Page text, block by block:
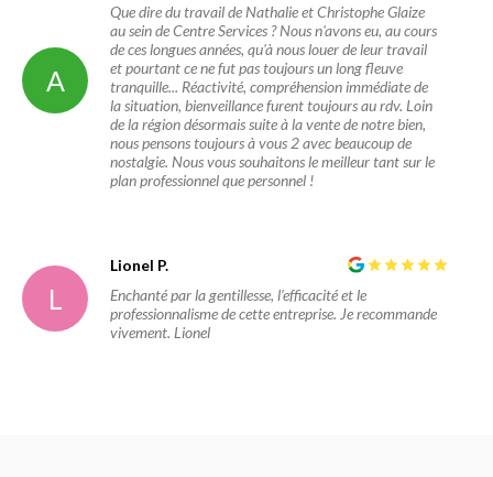
A
Que dire du travail de Nathalie et Christophe Glaize
au sein de Centre Services ? Nous n'avons eu, au cours
de ces longues années, qu'à nous louer de leur travail
et pourtant ce ne fut pas toujours un long fleuve
tranquille... Réactivité, compréhension immédiate de
la situation, bienveillance furent toujours au rdv. Loin
de la région désormais suite à la vente de notre bien,
nous pensons toujours à vous 2 avec beaucoup de
nostalgie. Nous vous souhaitons le meilleur tant sur le
plan professionnel que personnel !
L
Lionel P.
Enchanté par la gentillesse, l’efficacité et le
professionnalisme de cette entreprise. Je recommande
vivement. Lionel